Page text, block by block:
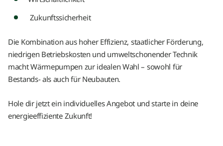
Zukunftssicherheit
Die Kombination aus hoher Effizienz, staatlicher Förderung,
niedrigen Betriebskosten und umweltschonender Technik
macht Wärmepumpen zur idealen Wahl – sowohl für
Bestands- als auch für Neubauten.
Hole dir jetzt ein individuelles Angebot und starte in deine
energieeffiziente Zukunft!